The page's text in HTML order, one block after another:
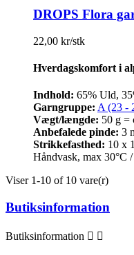
DROPS Flora
22,00 kr/stk
Hverdagskomfort i
Indhold: 65% Uld,
Garngruppe: A (23 -
Vægt/længde: 50 g =
Anbefalede pinde: 3
Strikkefasthed: 10 x
Håndvask, max 30°C
Viser 1-10 of 10 vare(r)
Butiksinformation
Butiksinformation  